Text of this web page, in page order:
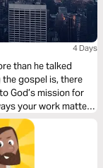
4 Days
than he talked
gospel is, there
God’s mission for
your work matters